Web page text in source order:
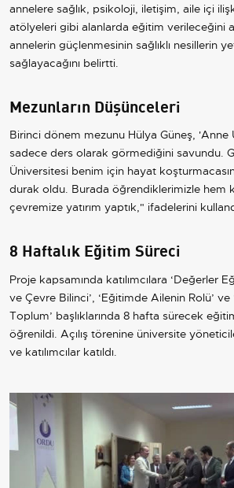
annelere sağlık, psikoloji, iletişim, aile içi
atölyeleri gibi alanlarda eğitim verileceğini
annelerin güçlenmesinin sağlıklı nesillerin
sağlayacağını belirtti.
Mezunların Düşünceleri
Birinci dönem mezunu Hülya Güneş, 'Anne
sadece ders olarak görmediğini savundu.
Üniversitesi benim için hayat
durak oldu. Burada öğrendiklerimizle hem
çevremize yatırım yaptık," ifadelerini
8 Haftalık Eğitim Süreci
Proje kapsamında katılımcılara ‘Değerler
ve Çevre Bilinci’, ‘Eğitimde Ailenin Rolü’
Toplum’ başlıklarında 8 hafta sürecek
öğrenildi. Açılış törenine üniversite
ve katılımcılar katıldı.